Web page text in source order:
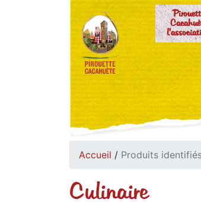
Accueil / Produits
Culinaire